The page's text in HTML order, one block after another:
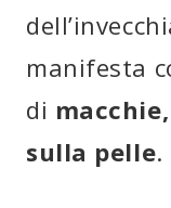
manifesta
di
sulla pelle.